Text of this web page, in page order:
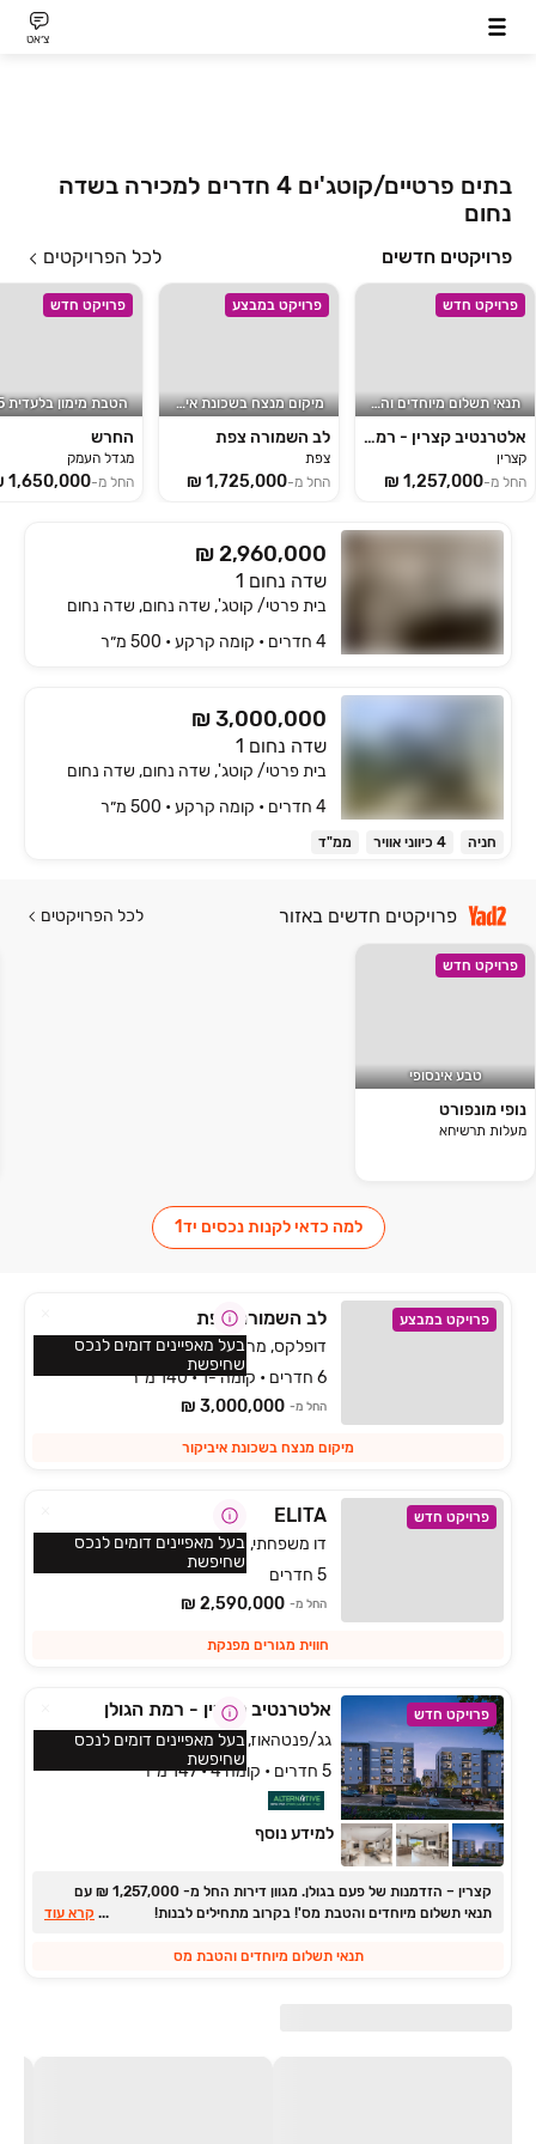
צ׳אט
בתים פרטיים/קוטג'ים 4 חדרים למכירה בשדה
נחום
פרויקטים חדשים לכל הפרויקטים
פרויקט חדש
תנאי תשלום מיוחדים והטבת מס
אלטרנטיב קצרין - רמת הגולן
קצרין
החל מ-
פרויקט במבצע
מיקום מנצח בשכונת איביקור
לב השמורה צפת
צפת
החל מ-
פרויקט חדש
החרש
מגדל העמק
החל מ-
₪ 2,960,000
שדה נחום 1
בית פרטי/ קוטג', שדה נחום, שדה נחום
4 חדרים • קומה ‎קרקע‏ • 500 מ״ר
₪ 3,000,000
שדה נחום 1
בית פרטי/ קוטג', שדה נחום, שדה נחום
4 חדרים • קומה ‎קרקע‏ • 500 מ״ר
חניה 4 כיווני אוויר ממ"ד
פרויקטים חדשים באזור לכל הפרויקטים
פרויקט חדש
טבע אינסופי
נופי מונפורט
מעלות תרשיחא
למה כדאי לקנות נכסים יד1
פרויקט במבצע לב השמורה צפת
דופלקס, מרום כנען איביקור, צפת
6 חדרים • קומה -1 • 140 מ״ר
החל מ- 3,000,000 ₪
מיקום מנצח בשכונת איביקור
בעל מאפיינים דומים לנכס
שחיפשת
פרויקט חדש ELITA
דו משפחתי, הפרחים, כפר ורדים
5 חדרים
החל מ- 2,590,000 ₪
חווית מגורים מפנקת
בעל מאפיינים דומים לנכס
שחיפשת
פרויקט חדש אלטרנטיב קצרין - רמת הגולן
גג/פנטהאוז, גמלא, קצרין
5 חדרים • קומה 4 • 147 מ״ר
למידע נוסף
קצרין ‏– הזדמנות של פעם בגולן. ‏מגוון דירות החל מ- ‏1,257,000 ‏₪ עם
תנאי תשלום מיוחדים והטבת מס'! בקרוב מתחילים לבנות!
... קרא עוד
תנאי תשלום מיוחדים והטבת מס
בעל מאפיינים דומים לנכס
שחיפשת